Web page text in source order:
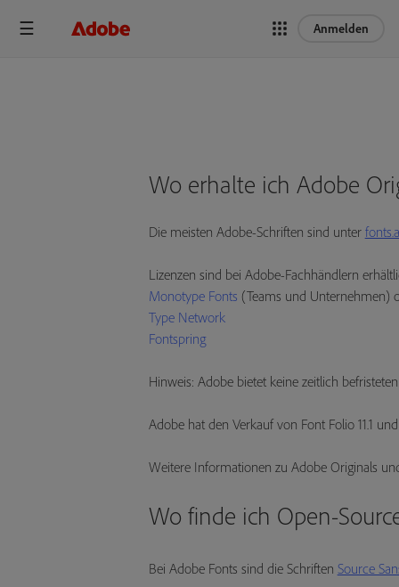
Anmelden
Wo erhalte ich Adobe
Die meisten Adobe-Schriften sind unter
Lizenzen sind bei Adobe-Fachhändlern
Monotype Fonts (Teams und Unternehmen)
Type Network
Fontspring
Hinweis: Adobe bietet keine zeitlich
Adobe hat den Verkauf von Font Folio 11.1
Weitere Informationen zu Adobe Originals
Wo finde ich Open-
Bei Adobe Fonts sind die Schriften Source